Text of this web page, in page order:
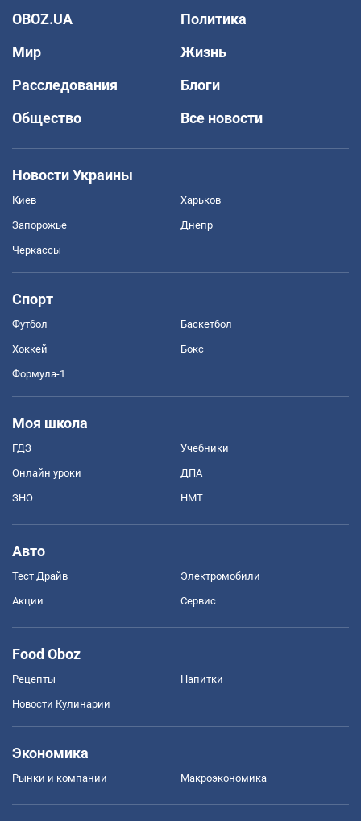
OBOZ.UA
Политика
Мир
Жизнь
Расследования
Блоги
Общество
Все новости
Новости Украины
Киев Харьков
Запорожье Днепр
Черкассы
Спорт
Футбол Баскетбол
Хоккей Бокс
Формула-1
Моя школа
ГДЗ Учебники
Онлайн уроки ДПА
ЗНО НМТ
Авто
Тест Драйв Электромобили
Акции Сервис
Food Oboz
Рецепты Напитки
Новости Кулинарии
Экономика
Рынки и компании Mакроэкономика